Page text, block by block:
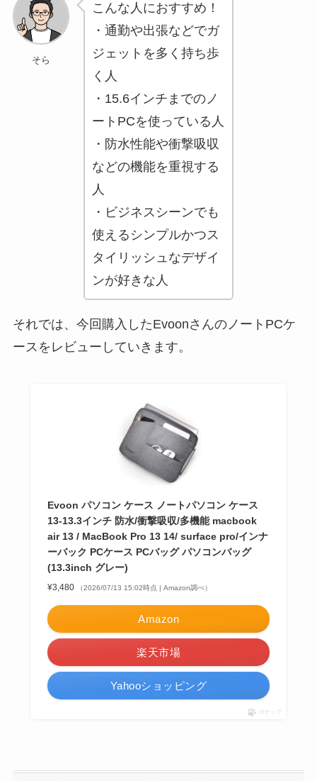
そら
こんな人におすすめ！
・通勤や出張などでガ
ジェットを多く持ち歩
く人
・15.6インチまでのノ
ートPCを使っている人
・防水性能や衝撃吸収
などの機能を重視する
人
・ビジネスシーンでも
使えるシンプルかつス
タイリッシュなデザイ
ンが好きな人
それでは、今回購入したEvoonさんのノートPCケ
ースをレビューしていきます。
Evoon パソコン ケース ノートパソコン ケース
13-13.3インチ 防水/衝撃吸収/多機能 macbook
air 13 / MacBook Pro 13 14/ surface pro/インナ
ーバック PCケース PCバッグ パソコンバッグ
(13.3inch グレー)
¥3,480 （2026/07/13 15:02時点 | Amazon調べ）
Amazon
楽天市場
Yahooショッピング
ポチップ